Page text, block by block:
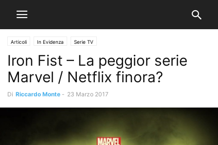
Articoli In Evidenza Serie TV
Iron Fist – La peggior serie
Marvel / Netflix finora?
Di Riccardo Monte - 23 Marzo 2017